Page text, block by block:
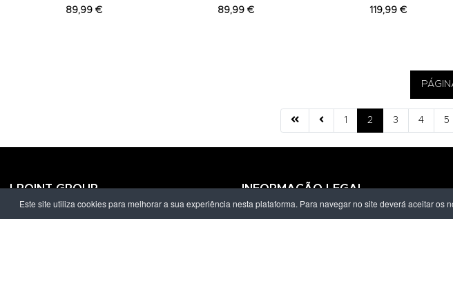
89,99 € 89,99 € 119,99 €
1 2 3 4 5
LPOINT GROUP INFORMAÇÃO LEGAL
Este site utiliza cookies para melhorar a sua experiência nesta plataforma. Para navegar no site deverá aceitar os